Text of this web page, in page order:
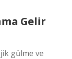
Gelir
gülme ve